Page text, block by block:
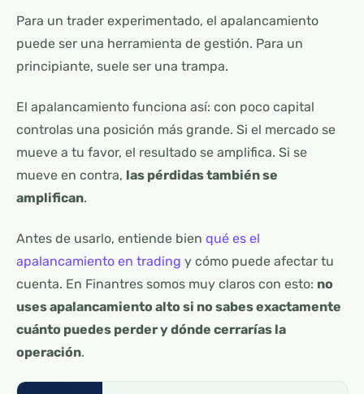
Para un trader experimentado, el apalancamiento
puede ser una herramienta de gestión. Para un
principiante, suele ser una trampa.
El apalancamiento funciona así: con poco capital
controlas una posición más grande. Si el mercado se
mueve a tu favor, el resultado se amplifica. Si se
mueve en contra, las pérdidas también se
amplifican.
Antes de usarlo, entiende bien qué es el
apalancamiento en trading y cómo puede afectar tu
cuenta. En Finantres somos muy claros con esto: no
uses apalancamiento alto si no sabes exactamente
cuánto puedes perder y dónde cerrarías la
operación.